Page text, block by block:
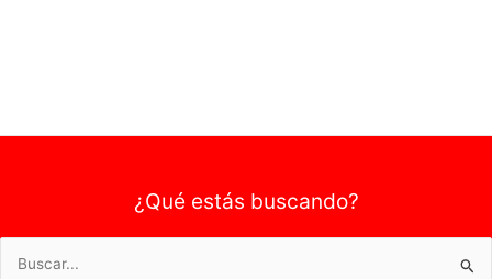
¿Qué estás buscando?
Buscar